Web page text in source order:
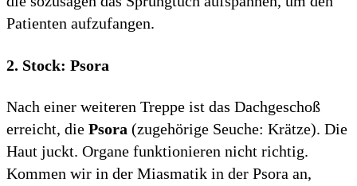
Patienten aufzufangen.
2. Stock: Psora
Nach einer weiteren Treppe ist das Dachgeschoß
erreicht, die Psora (zugehörige Seuche: Krätze). Die
Haut juckt. Organe funktionieren nicht richtig.
Kommen wir in der Miasmatik in der Psora an,